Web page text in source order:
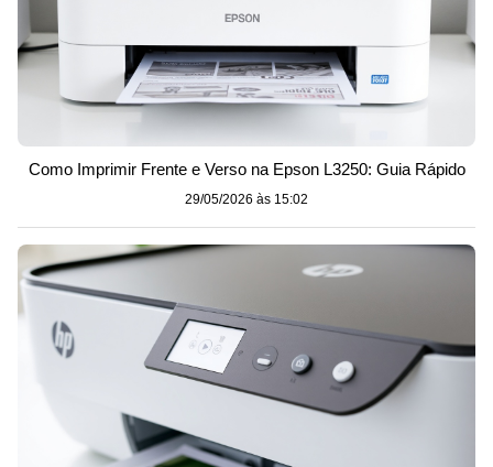
Como Imprimir Frente e Verso na Epson L3250: Guia Rápido
29/05/2026 às 15:02